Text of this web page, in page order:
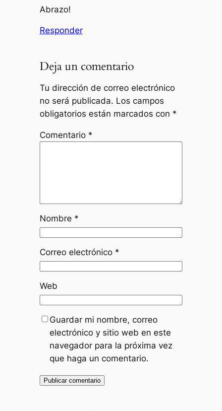
Abrazo!
Responder
Deja un comentario
Tu dirección de correo electrónico
no será publicada. Los campos
obligatorios están marcados con *
Comentario *
Nombre *
Correo electrónico *
Web
Guardar mi nombre, correo
electrónico y sitio web en este
navegador para la próxima vez
que haga un comentario.